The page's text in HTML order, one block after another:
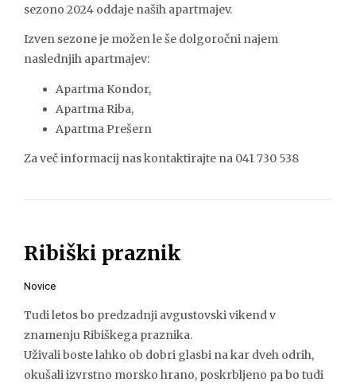
sezono 2024 oddaje naših apartmajev.
Izven sezone je možen le še dolgoročni najem
naslednjih apartmajev:
Apartma Kondor,
Apartma Riba,
Apartma Prešern
Za več informacij nas kontaktirajte na 041 730 538
Ribiški praznik
Novice
Tudi letos bo predzadnji avgustovski vikend v
znamenju Ribiškega praznika.
Uživali boste lahko ob dobri glasbi na kar dveh odrih,
okušali izvrstno morsko hrano, poskrbljeno pa bo tudi